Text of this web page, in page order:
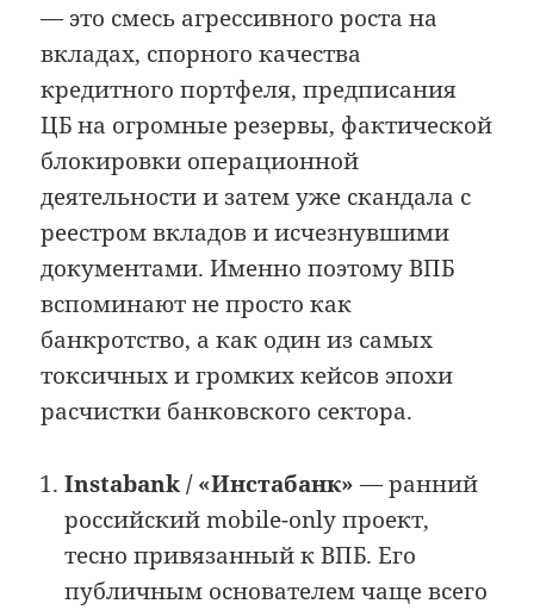
— это смесь агрессивного роста на
вкладах, спорного качества
кредитного портфеля, предписания
ЦБ на огромные резервы, фактической
блокировки операционной
деятельности и затем уже скандала с
реестром вкладов и исчезнувшими
документами. Именно поэтому ВПБ
вспоминают не просто как
банкротство, а как один из самых
токсичных и громких кейсов эпохи
расчистки банковского сектора.
Instabank / «Инстабанк» — ранний
российский mobile-only проект,
тесно привязанный к ВПБ. Его
публичным основателем чаще всего